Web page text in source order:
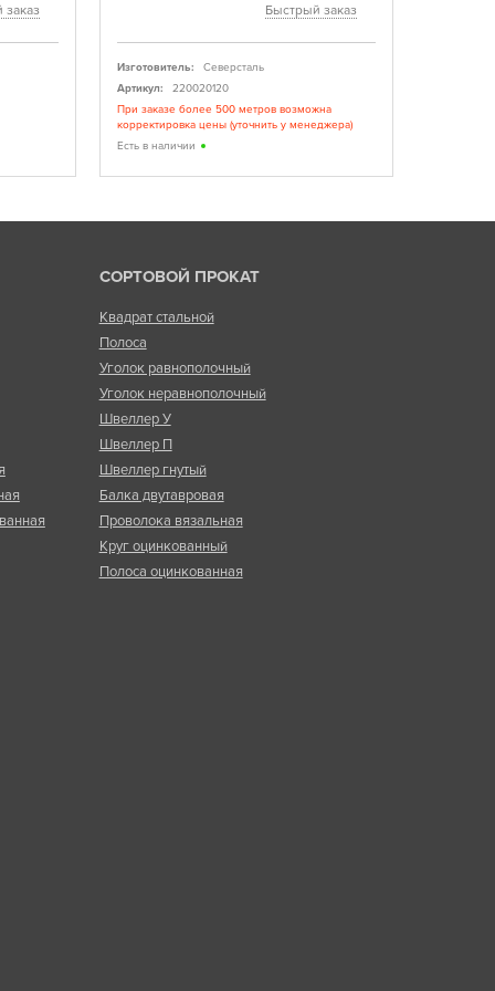
Быстрый заказ
Изготовитель:
Северсталь
Артикул:
220020120
При заказе более 500 метров возможна
корректировка цены (уточнить у менеджера)
Есть в наличии
СОРТОВОЙ ПРОКАТ
Квадрат стальной
Полоса
Уголок равнополочный
Уголок неравнополочный
Швеллер У
Швеллер П
Швеллер гнутый
Балка двутавровая
Проволока вязальная
Круг оцинкованный
Полоса оцинкованная